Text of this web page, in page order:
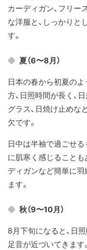
カーディガン、フリー
な洋服と、しっかりと
す。
夏（6〜8月）
日本の春から初夏の
方、日照時間が長く、
グラス、日焼け止めな
欠です。
日中は半袖で過ごせ
に肌寒く感じることも
ディガンなど簡単に
ます。
秋（9〜10月）
8月下旬になると、日
足音が近づいてきます。